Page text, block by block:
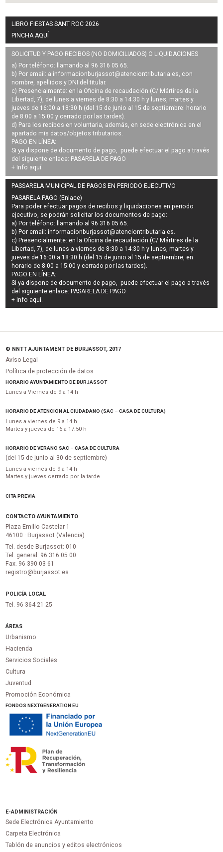
LIBRO FIESTAS SANT ROC 2026
PINCHA AQUÍ
SOLICITUD Y PAGO RECIBOS (NO DOMICILIADOS) O LIQUIDACIONES
a) Por teléfono: llamando al 96 316 05 65.
b) Por email: a informacionburjassot@atenciontributaria.es, con
nombre, apellidos y DNI del titular.
c) Presencialmente: en la Oficina de recaudación (C/ Mártires de la
Libertad, 7), de lunes a viernes de 8:30 a 14:30 h y lunes, martes y
jueves de 16:00 a 18:30 h (del 15 de junio al 15 de septiembre: horario
de 8:00 a 15:00 y cerrado por las tardes).
d) Para los recibos en voluntaria, además, en sede electrónica en el
apartado mis datos/objetos tributarios.
PAGO EN LÍNEA:
Si ya dispone de documento de pago, puede efectuar el pago a través
del siguiente enlace: PASARELA DE PAGO
+ Info aquí.
PASSARELA MUNICIPAL DE PAGOS EN PERIODO EJECUTIVO
PASARELA PAGO (Enlace)
Para poder efectuar pagos derecibos y liquidaciones en periodo
ejecutivo , se podrán solicitar los documentos de pago:
a) Por teléfono: llamando al 96 316 05 65.
b) Por email:informacionburjassot@atenciontributaria.es
c) Presencialmente: en la Oficina de recaudación (C/ Mártires de la
Libertad, 7), de lunes a viernes de 8:30 a 14:30 h y lunes, martes y
jueves de 16:00 a 18:30 h (del 15 de junio al 15 de septiembre, en
horario de 8:00 a 15:00 y cerrado por las tardes).
PAGO EN LÍNEA:
Si ya dispone de documento de pago, puede efectuar el pago a través
del siguiente enlace:PASARELA DE PAGO
+ Info aquí
© NNTT AJUNTAMENT DE BURJASSOT, 2017
Aviso Legal
Política de protección de datos
HORARIO AYUNTAMIENTO DE BURJASSOT
Lunes a Viernes de 9 a 14 h
HORARIO DE ATENCIÓN AL CIUDADANO (SAC – CASA DE CULTURA)
Lunes a viernes de 9 a 14 h
Martes y jueves de 16 a 17:50 h
HORARIO DE VERANO SAC – CASA DE CULTURA
(del 15 de junio al 30 de septiembre)
Lunes a viernes de 9 a 14 h
Martes y jueves cerrado por la tarde
CITA PREVIA
CONTACTO AYUNTAMIENTO
Plaza Emilio Castelar 1
46100 · Burjassot (Valencia)
Tel. desde Burjassot: 010
Tel. general: 96 316 05 00
Fax. 96 390 03 61
registro@burjassot.es
POLICÍA LOCAL
Tel. 96 364 21 25
ÁREAS
Urbanismo
Hacienda
Servicios Sociales
Cultura
Juventud
Promoción Económica
FONDOS NEXTGENERATION EU
E-ADMINISTRACIÓN
Sede Electrónica Ayuntamiento
Carpeta Electrónica
Tablón de anuncios y editos electrónicos